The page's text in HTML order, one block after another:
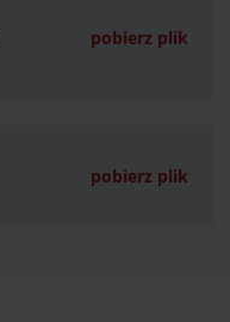
pobierz plik
pobierz plik